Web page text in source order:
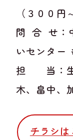
（３００円
問 合 せ：
いセンタ
担 当：生
木、畠中、
チラシは